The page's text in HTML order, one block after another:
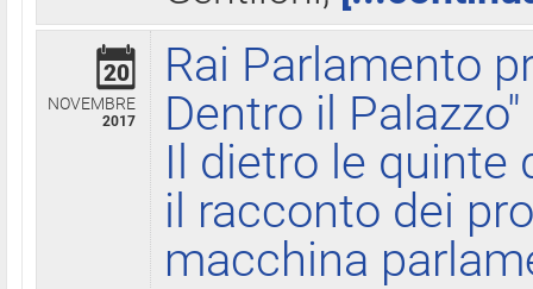
20
NOVEMBRE
2017
Rai Parlamento
Dentro il Palazzo"
Il dietro le quinte
il racconto dei
macchina